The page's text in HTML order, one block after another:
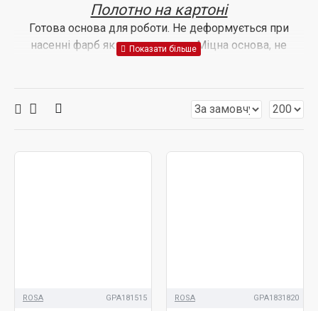
Полотно на картоні
Готова основа для роботи. Не деформується при
насенні фарб як двп чи картон. Міцна основа, не
ніж на пленері. Щоб повісити на стіну, потрібна
ROSA GPA181515 ROSA GPA1831820